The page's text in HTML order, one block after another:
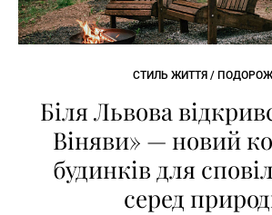
СТИЛЬ ЖИТТЯ /
Біля Львова
Віняви» — новий
будинків для
серед